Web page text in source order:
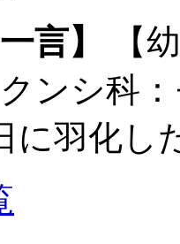
言】
【
ンシ科
に羽化し